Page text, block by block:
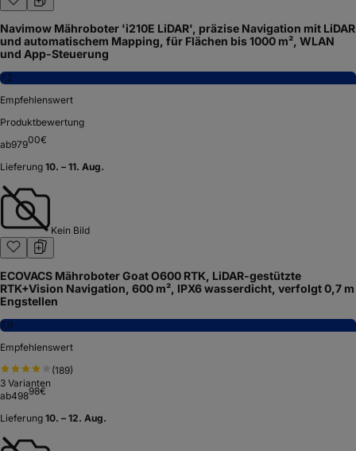
Navimow Mähroboter 'i210E LiDAR', präzise Navigation mit LiDAR
und automatischem Mapping, für Flächen bis 1000 m², WLAN
und App-Steuerung
7,2
Empfehlenswert
Produktbewertung
ab97900€
Lieferung 10. – 11. Aug.
Kein Bild
ECOVACS Mähroboter Goat O600 RTK, LiDAR-gestützte
RTK+Vision Navigation, 600 m², IPX6 wasserdicht, verfolgt 0,7 m
Engstellen
7,9
Empfehlenswert
(189)
3 Varianten
ab49898€
Lieferung 10. – 12. Aug.